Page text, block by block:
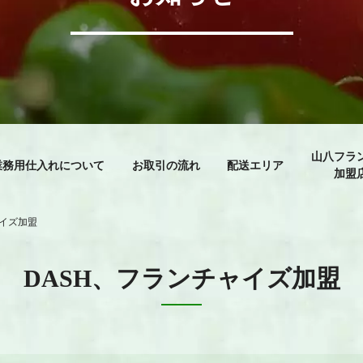
務用仕入れについて お取引の流れ 配送エリア
山八フラ
加盟
ズ加盟
DASH、フランチャイズ加盟